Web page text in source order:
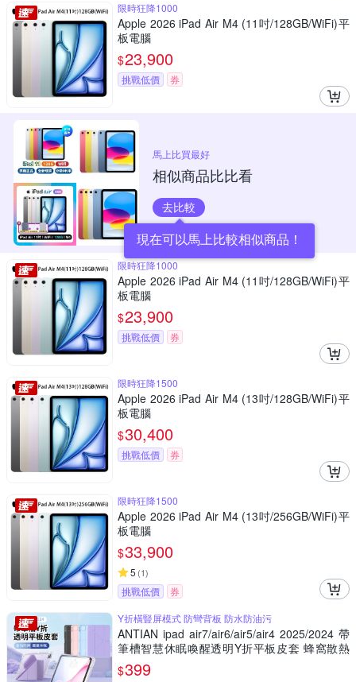
限時狂降1000
Apple 2026 iPad Air M4 (11吋/128GB/WiFi)平
板電腦
$23,900
挑戰低價 券
馬上比買最好
相似商品比比看
去比較
現在可以馬上比較相似商品！
限時狂降1000
Apple 2026 iPad Air M4 (11吋/128GB/WiFi)平
板電腦
$23,900
挑戰低價 券
限時狂降1500
Apple 2026 iPad Air M4 (13吋/128GB/WiFi)平
板電腦
$30,400
挑戰低價 券
限時狂降1500
Apple 2026 iPad Air M4 (13吋/256GB/WiFi)平
板電腦
$33,900
5 (1)
挑戰低價
券
Y折橫豎屏模式 防彎背板 防水防油污
ANTIAN ipad air7/air6/air5/air4 2025/2024 帶
筆槽智慧休眠喚醒透明Y折平板皮套 蜂窩散熱
矽膠保護套
$399